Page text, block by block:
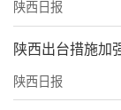
陕西日报
陕西出台措施加
陕西日报